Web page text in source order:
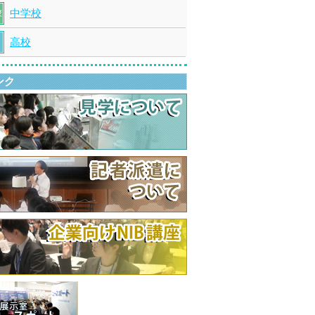
中学校
高校
ク